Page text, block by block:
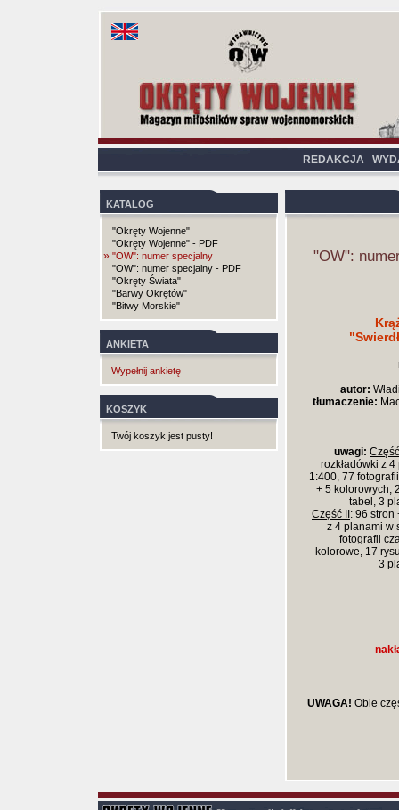
REDAKCJA
KATALOG
"Okręty Wojenne"
"Okręty Wojenne" - PDF
» "OW": numer specjalny
"OW": numer specjalny - PDF
"Okręty Świata"
"Barwy Okrętów"
"Bitwy Morskie"
ANKIETA
Wypełnij ankietę
KOSZYK
Twój koszyk jest pusty!
"OW":
autor:
tłumaczenie:
uwagi:
rozkładówki z
1:400, 77
+ 5 kolorowych,
tabel, 3
Część II : 96 stron
z 4 planami w
fotografii
kolorowe, 17
3
UWAGA! Obie